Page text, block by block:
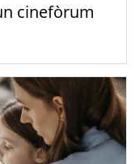
cinefòrum